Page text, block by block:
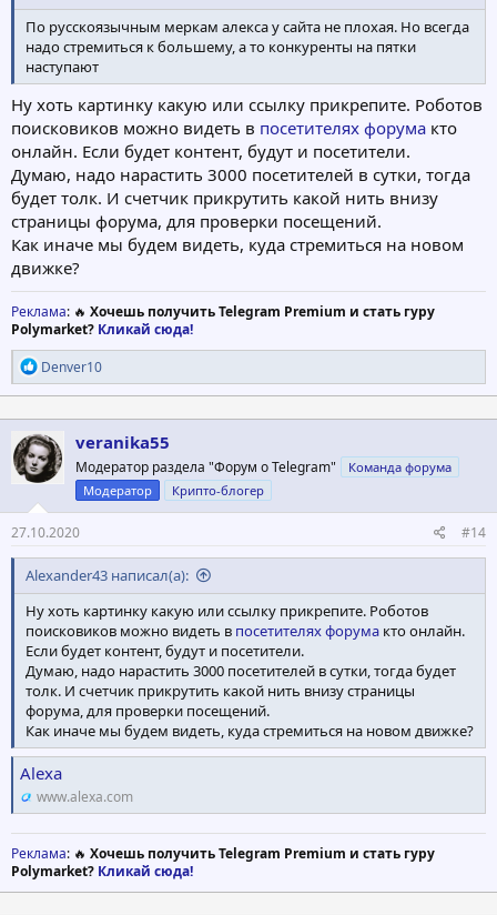
По русскоязычным меркам алекса у сайта не плохая. Но всегда
надо стремиться к большему, а то конкуренты на пятки
наступают
Ну хоть картинку какую или ссылку прикрепите. Роботов
поисковиков можно видеть в посетителях форума кто
онлайн. Если будет контент, будут и посетители.
Думаю, надо нарастить 3000 посетителей в сутки, тогда
будет толк. И счетчик прикрутить какой нить внизу
страницы форума, для проверки посещений.
Как иначе мы будем видеть, куда стремиться на новом
движке?
Реклама: 🔥 Хочешь получить Telegram Premium и стать гуру
Polymarket? Кликай сюда!
Р
е
а
к
ц
и
и
:
Denver10
veranika55
Модератор раздела "Форум о Telegram"
Команда форума
Модератор
Крипто-блогер
27.10.2020 #14
Alexander43 написал(а):
Ну хоть картинку какую или ссылку прикрепите. Роботов
поисковиков можно видеть в посетителях форума кто онлайн.
Если будет контент, будут и посетители.
Думаю, надо нарастить 3000 посетителей в сутки, тогда будет
толк. И счетчик прикрутить какой нить внизу страницы
форума, для проверки посещений.
Как иначе мы будем видеть, куда стремиться на новом движке?
Alexa
www.alexa.com
Реклама: 🔥 Хочешь получить Telegram Premium и стать гуру
Polymarket? Кликай сюда!